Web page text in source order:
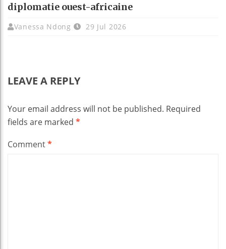
diplomatie ouest-africaine
Vanessa Ndong 29 Jul 2026
LEAVE A REPLY
Your email address will not be published. Required
fields are marked *
Comment*